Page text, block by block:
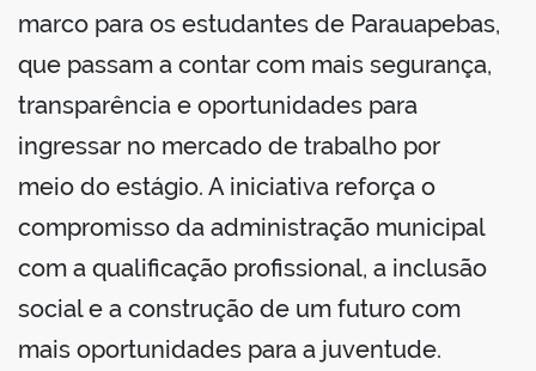
marco para os estudantes de Parauapebas,
que passam a contar com mais segurança,
transparência e oportunidades para
ingressar no mercado de trabalho por
meio do estágio. A iniciativa reforça o
compromisso da administração municipal
com a qualificação profissional, a inclusão
social e a construção de um futuro com
mais oportunidades para a juventude.